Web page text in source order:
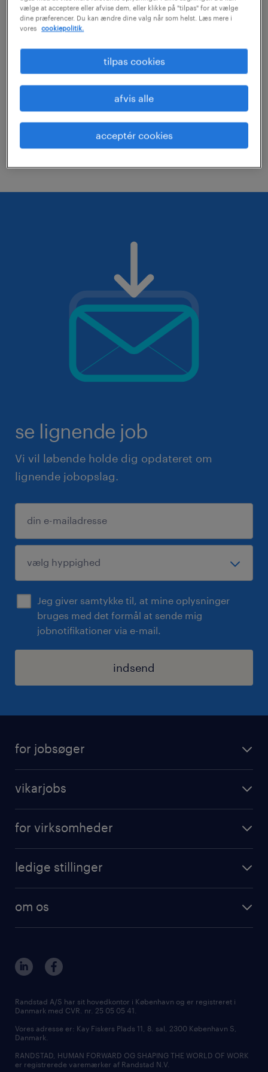
Prøv at fjerne nogle af dine filtre i din
søgning.
Har du søgt efter job på en specifik
lokation? Overvej at udvide
rækkevidden.
Skift jobtitel eller søgeord, og tjek om
det er korrekt stavet.
se lignende job
Vi vil løbende holde dig opdateret om
lignende jobopslag.
Jeg giver samtykke til, at mine oplysninger
bruges med det formål at sende mig
jobnotifikationer via e-mail.
indsend
for jobsøger
timeregistrering
karriererådgivning
specialistområder
vikarjobs
for virksomheder
rekruttering
MSP & RPO
ledige stillinger
ledige stillinger i Aalborg
ledige stillinger i Kolding
om os
vores afdelinger
bliv vores kollega
presse
Randstad A/S har sit hovedkontor i København og er registreret i
Danmark med CVR. nr. 25 05 05 41.
Vores adresse er: Kay Fiskers Plads 11, 8. sal, 2300 København S,
Danmark.
RANDSTAD, HUMAN FORWARD OG SHAPING THE WORLD OF WORK
er registrerede varemærker af Randstad N.V.
vælge at acceptere eller afvise dem, eller klikke på "tilpas" for at vælge
dine præferencer. Du kan ændre dine valg når som helst. Læs mere i
vores
cookiepolitik.
tilpas cookies
afvis alle
acceptér cookies